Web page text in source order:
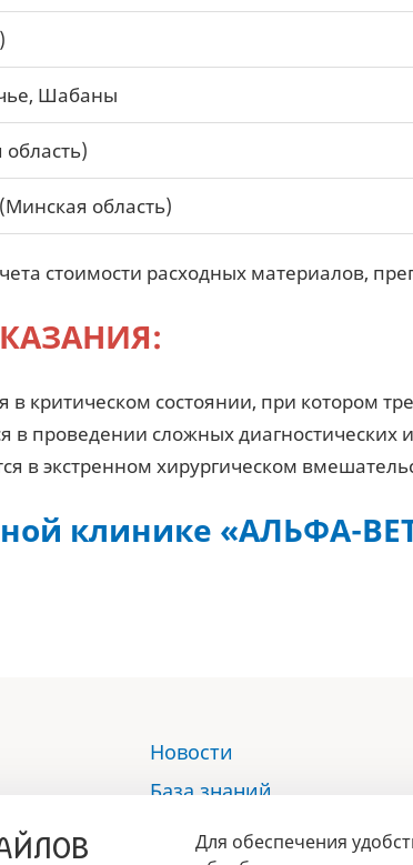
Шабаны
область)
стоимости расходных материалов,
в критическом состоянии, при котором
в проведении сложных диагностических
в экстренном хирургическом
клинике «АЛЬФА-
Новости
База знаний
ОтзывыДля обеспечения